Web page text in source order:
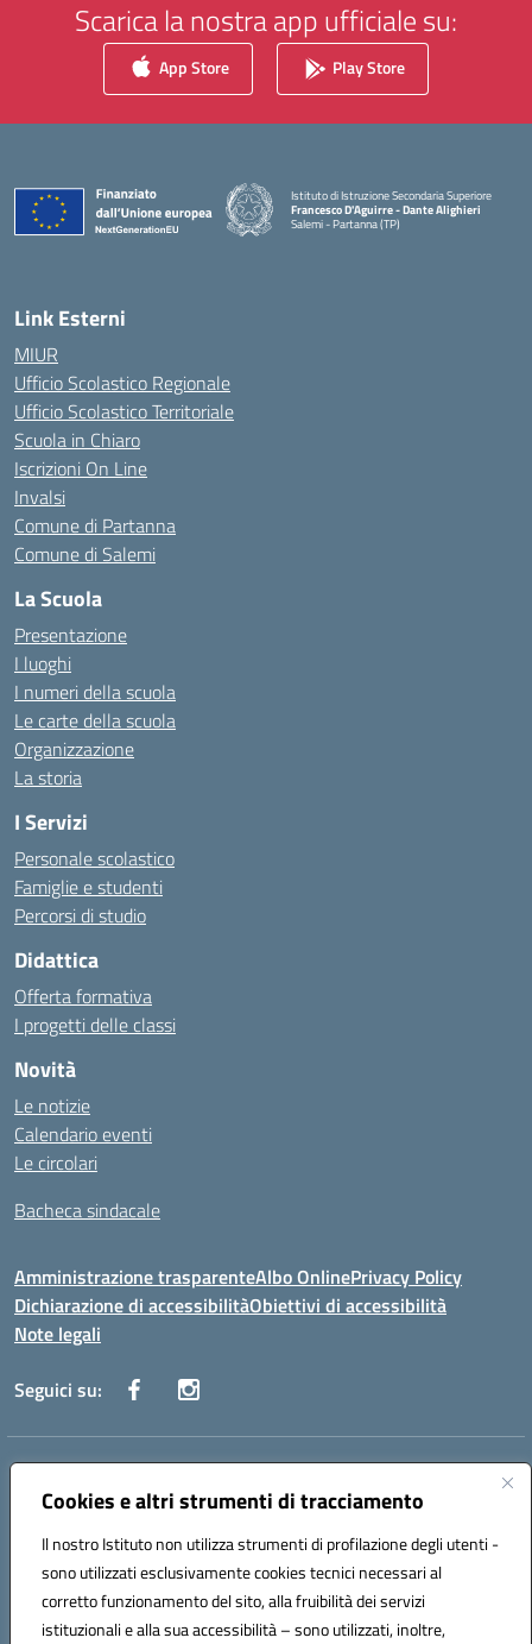
Cookies e altri strumenti di tracciamento
Il nostro Istituto non utilizza strumenti di profilazione degli utenti -
sono utilizzati esclusivamente cookies tecnici necessari al
corretto funzionamento del sito, alla fruibilità dei servizi
istituzionali e alla sua accessibilità – sono utilizzati, inoltre,
Scarica la nostra app ufficiale su:
App Store Play Store
Istituto di Istruzione Secondaria Superiore
Francesco D'Aguirre - Dante Alighieri
Salemi - Partanna (TP)
Link Esterni
MIUR
Ufficio Scolastico Regionale
Ufficio Scolastico Territoriale
Scuola in Chiaro
Iscrizioni On Line
Invalsi
Comune di Partanna
Comune di Salemi
La Scuola
Presentazione
I luoghi
I numeri della scuola
Le carte della scuola
Organizzazione
La storia
I Servizi
Personale scolastico
Famiglie e studenti
Percorsi di studio
Didattica
Offerta formativa
I progetti delle classi
Novità
Le notizie
Calendario eventi
Le circolari
Bacheca sindacale
Amministrazione trasparenteAlbo OnlinePrivacy Policy
Dichiarazione di accessibilitàObiettivi di accessibilità
Note legali
Seguici su:
Indirizzo:
Centralino:0924 534873 Salemi - 0924534879 Partanna
Posta elettronica certificata (PEC):tpis002005@pec.istruzione.it
Codice fiscale: 90000320813
Codice meccanografico: TPIS002005